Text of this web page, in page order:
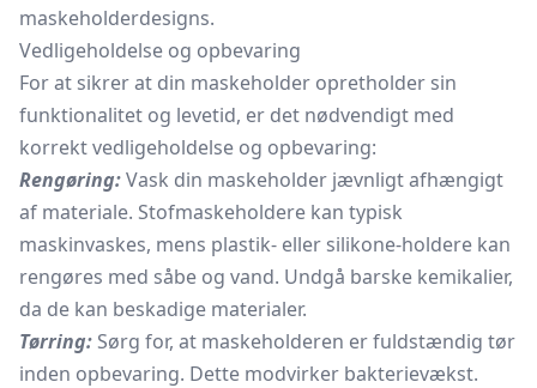
maskeholderdesigns.
Vedligeholdelse og opbevaring
For at sikrer at din maskeholder opretholder sin
funktionalitet og levetid, er det nødvendigt med
korrekt vedligeholdelse og opbevaring:
Rengøring:Vask din maskeholder jævnligt afhængigt
af materiale. Stofmaskeholdere kan typisk
maskinvaskes, mens plastik- eller silikone-holdere kan
rengøres med såbe og vand. Undgå barske kemikalier,
da de kan beskadige materialer.
Tørring: Sørg for, at maskeholderen er fuldstændig tør
inden opbevaring. Dette modvirker bakterievækst.